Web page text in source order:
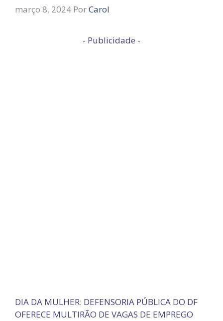
março 8, 2024 PorCarol
- Publicidade -
DIA DA MULHER: DEFENSORIA PÚBLICA DO DF
OFERECE MULTIRÃO DE VAGAS DE EMPREGO